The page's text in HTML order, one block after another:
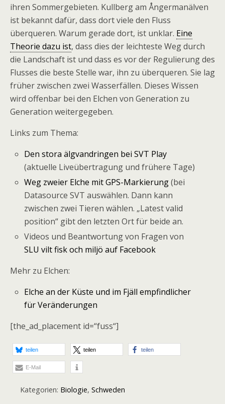
ihren Sommergebieten. Kullberg am Ångermanälven
ist bekannt dafür, dass dort viele den Fluss
überqueren. Warum gerade dort, ist unklar. Eine
Theorie dazu ist, dass dies der leichteste Weg durch
die Landschaft ist und dass es vor der Regulierung des
Flusses die beste Stelle war, ihn zu überqueren. Sie lag
früher zwischen zwei Wasserfällen. Dieses Wissen
wird offenbar bei den Elchen von Generation zu
Generation weitergegeben.
Links zum Thema:
Den stora älgvandringen bei SVT Play
(aktuelle Liveübertragung und frühere Tage)
Weg zweier Elche mit GPS-Markierung(bei
Datasource SVT auswählen. Dann kann
zwischen zwei Tieren wählen. „Latest valid
position“ gibt den letzten Ort für beide an.
Videos und Beantwortung von Fragen von
SLU vilt fisk och miljö auf Facebook
Mehr zu Elchen:
Elche an der Küste und im Fjäll empfindlicher
für Veränderungen
[the_ad_placement id=“fuss“]
teilen teilen teilen
E-Mail
Kategorien: Biologie, Schweden